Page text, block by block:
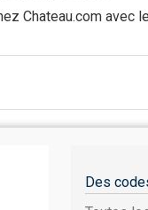
Chateau.com avec
Des